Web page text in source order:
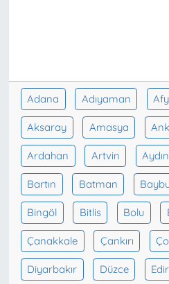
Adana Adıyaman
Aksaray Amasya
Ardahan Artvin Aydın
Bartın Batman
Bingöl Bitlis Bolu
Çanakkale Çankırı
Diyarbakır Düzce